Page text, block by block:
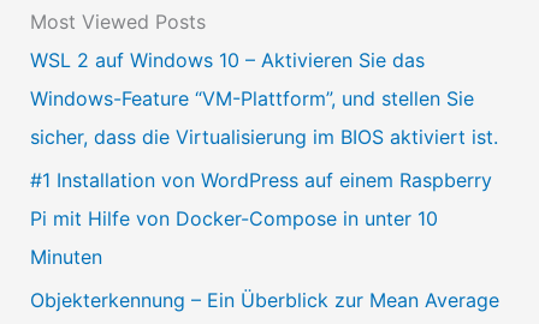
a
c
h
e
a
u
w
Most Viewed Posts
WSL 2 auf Windows 10 – Aktivieren Sie das
Windows-Feature “VM-Plattform”, und stellen Sie
sicher, dass die Virtualisierung im BIOS aktiviert ist.
#1 Installation von WordPress auf einem Raspberry
Pi mit Hilfe von Docker-Compose in unter 10
Minuten
Objekterkennung – Ein Überblick zur Mean Average